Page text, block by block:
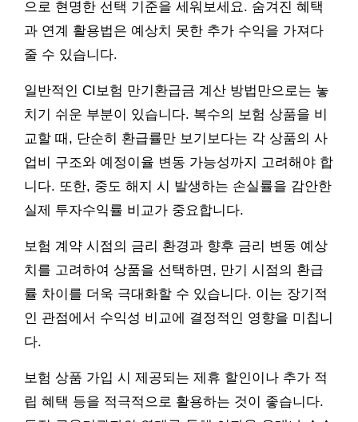
으로 현명한 선택 기준을 세워보세요. 숨겨진 혜택
과 연계 활용법은 예상치 못한 추가 수익을 가져다
줄 수 있습니다.
일반적인 CI보험 만기환급금 계산 방법만으로는 놓
치기 쉬운 부분이 있습니다. 복수의 보험 상품을 비
교할 때, 단순히 환급률만 보기보다는 각 상품의 사
업비 구조와 예정이율 변동 가능성까지 고려해야 합
니다. 또한, 중도 해지 시 발생하는 손실률을 감안한
실제 투자수익률 비교가 중요합니다.
보험 계약 시점의 금리 환경과 향후 금리 변동 예상
치를 고려하여 상품을 선택하면, 만기 시점의 환급
률 차이를 더욱 극대화할 수 있습니다. 이는 장기적
인 관점에서 수익성 비교에 결정적인 영향을 미칩니
다.
보험 상품 가입 시 제공되는 제휴 할인이나 추가 적
립 혜택 등을 적극적으로 활용하는 것이 좋습니다.